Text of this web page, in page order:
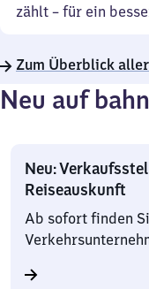
zählt – für ein
Zum Überblick
Neu auf
Neu:
Reiseauskunft
Ab sofort finden